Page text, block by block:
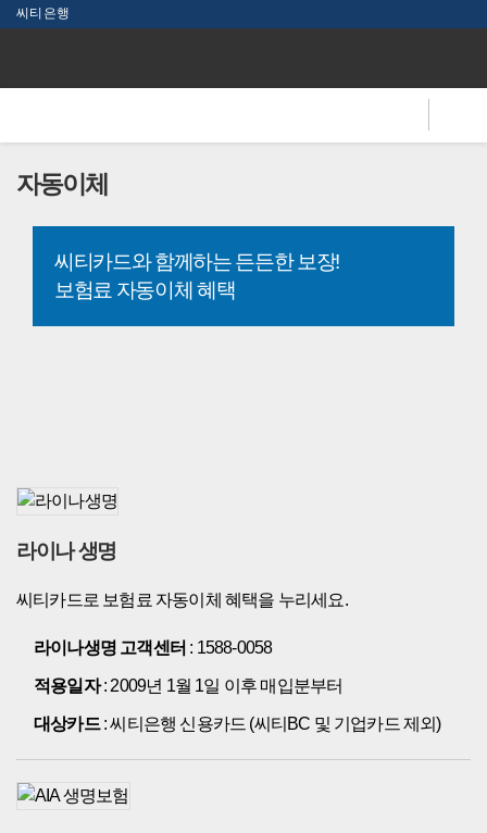
씨티은행
t
체
자동이체
씨티카드와 함께하는 든든한 보장!
보험료 자동이체 혜택
라이나 생명
씨티카드로 보험료 자동이체 혜택을 누리세요.
라이나생명 고객센터 : 1588-0058
적용일자: 2009년 1월 1일 이후 매입분부터
대상카드: 씨티은행 신용카드 (씨티BC 및 기업카드 제외)